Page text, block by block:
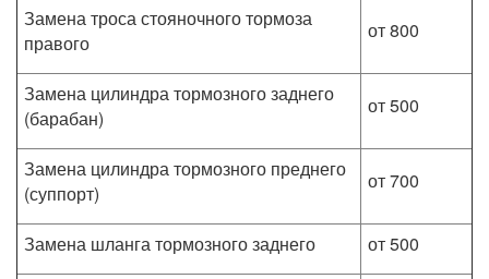
Замена троса стояночного тормоза
правого
от 800
Замена цилиндра тормозного заднего
(барабан)
от 500
Замена цилиндра тормозного преднего
(суппорт)
от 700
Замена шланга тормозного заднего
от 500